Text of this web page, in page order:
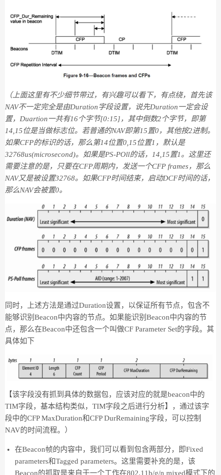
（上面这里有不少细节带过，有兴趣可以看下，有点绕，首先该
NAV不一定完全是由Duration字段设置，说先Duration一定会设
置，Duartion一共有16个字节[0:15]，其中倒数2个字节，即第
14,15位是当做标志位。若普通的NAV即第15置0，其他按2进制。
如果CFP的标识的话，那么第14位置0,15位置1，默认是
32768us(microsecond)。如果是PS-POll的话，14,15置1。这里还
需要注意的是，只要在CFP周期内，发送一个CFP frames，那么
NAV又是被设置32768。如果CFP时间结束，启动DCF时间的话，
那么NAV会被置0。
同时，上述方法是通过Duration设置，以保证所有节点，包含不
能够识别Beacon中内容的节点。如果能识别Beacon中内容的节
点，那么在Beacon中还包含一个叫做CF Parameter Set的字段。其
具体如下
【该字段没有抓到具体的数据包，应该对应的就是beacon中的
TIM字段，基本结构类似，TIM字段之后进行分析】，通过该字
段中的CFP MaxDuration和CFP DurRemaining字段，可以控制
NAV的时间流程。）
在Beacon帧的内容中，我们可以看到包含两部分，即Fixed
parameters和Tagged parameters。这里需要补充的是，该
Beacon的抓取是来自于一个工作在802.11b/g/n mixed模式下的